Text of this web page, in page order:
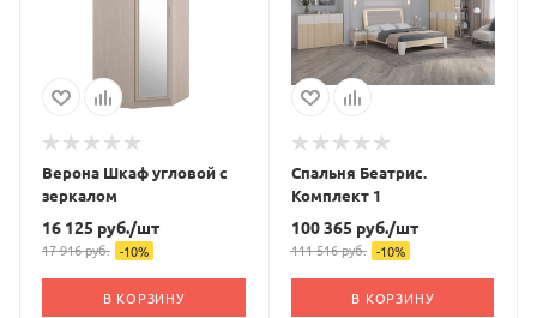
Верона Шкаф угловой с
зеркалом
16 125 руб./шт
17 916руб. -10%
В КОРЗИНУ
Спальня Беатрис.
Комплект 1
100 365 руб./шт
111 516руб. -10%
В КОРЗИНУ